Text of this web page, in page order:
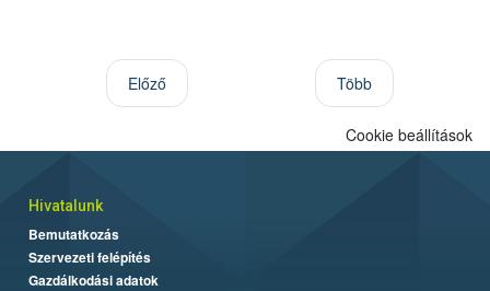
Előző Több
Cookie beállítások
Hivatalunk
Bemutatkozás
Szervezeti felépítés
Gazdálkodási adatok